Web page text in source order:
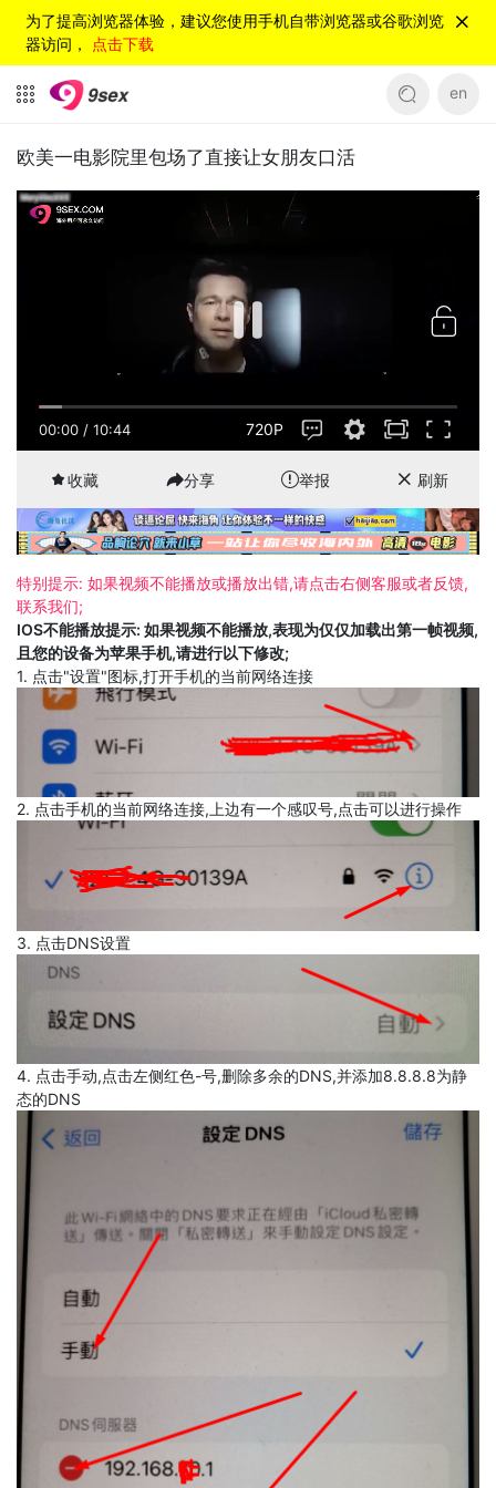
为了提高浏览器体验，建议您使用手机自带浏览器或谷歌浏览
器访问， 点击下载
en
欧美一电影院里包场了直接让女朋友口活
00:00 / 10:44 720P
收藏 分享 举报 刷新
特别提示: 如果视频不能播放或播放出错,请点击右侧客服或者反馈,
联系我们;
IOS不能播放提示: 如果视频不能播放,表现为仅仅加载出第一帧视频,
且您的设备为苹果手机,请进行以下修改;
1. 点击"设置"图标,打开手机的当前网络连接
2. 点击手机的当前网络连接,上边有一个感叹号,点击可以进行操作
3. 点击DNS设置
4. 点击手动,点击左侧红色-号,删除多余的DNS,并添加8.8.8.8为静
态的DNS